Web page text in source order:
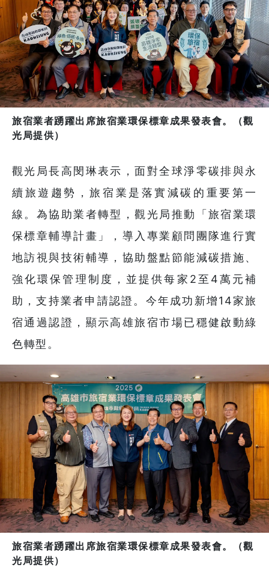
旅宿業者踴躍出席旅宿業環保標章成果發表會。（觀
光局提供）
觀光局長高閔琳表示，面對全球淨零碳排與永
續旅遊趨勢，旅宿業是落實減碳的重要第一
線。為協助業者轉型，觀光局推動「旅宿業環
保標章輔導計畫」，導入專業顧問團隊進行實
地訪視與技術輔導，協助盤點節能減碳措施、
強化環保管理制度，並提供每家2至4萬元補
助，支持業者申請認證。今年成功新增14家旅
宿通過認證，顯示高雄旅宿市場已穩健啟動綠
色轉型。
旅宿業者踴躍出席旅宿業環保標章成果發表會。（觀
光局提供）